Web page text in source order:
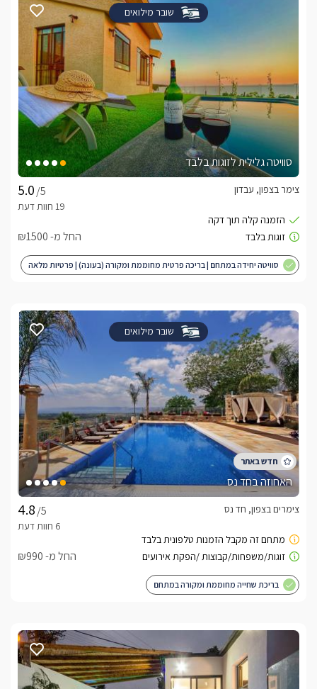
שובר מילואים
סוויטה גלילית לזוגות בלבד
/5
צימר בצפון, עבדון
החל מ- ₪1500
סוויטה יחידה במתחם | בריכה פרטית מחוממת ומקורה (בעונה) | פרטיות מלאה
שובר מילואים
האחוזה בחד נס
/5
צימרים בצפון, חד נס
החל מ- ₪990
בריכת שחייה מחוממת ומקורה במתחם